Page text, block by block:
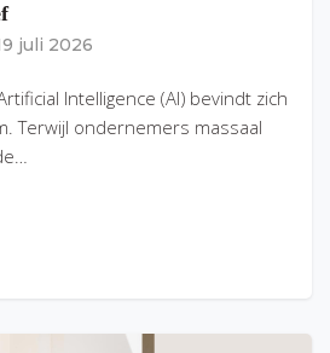
juli 2026
Intelligence (AI) bevindt zich
Terwijl ondernemers massaal